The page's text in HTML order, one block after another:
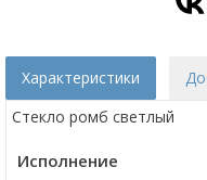
Характеристики
Стекло ромб светлый
Исполнение